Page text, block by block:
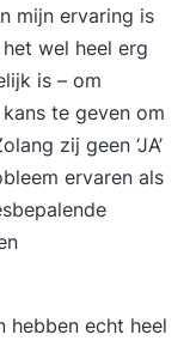
mijn ervaring is
wel heel erg
is – om
te geven om
zij geen ‘JA’
ervaren als
hebben echt heel